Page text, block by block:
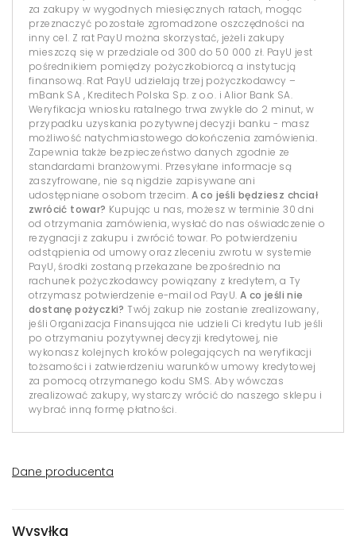
za zakupy w wygodnych miesięcznych ratach, mogąc
przeznaczyć pozostałe zgromadzone oszczędności na
inny cel. Z rat PayU można skorzystać, jeżeli zakupy
mieszczą się w przedziale od 300 do 50 000 zł. PayU jest
pośrednikiem pomiędzy pożyczkobiorcą a instytucją
finansową. Rat PayU udzielają trzej pożyczkodawcy –
mBank SA , Kreditech Polska Sp. z o.o. i Alior Bank SA.
Weryfikacja wniosku ratalnego trwa zwykle do 2 minut, w
przypadku uzyskania pozytywnej decyzji banku - masz
możliwość natychmiastowego dokończenia zamówienia.
Zapewnia także bezpieczeństwo danych zgodnie ze
standardami branżowymi. Przesyłane informacje są
zaszyfrowane, nie są nigdzie zapisywane ani
udostępniane osobom trzecim. A co jeśli będziesz chciał
zwrócić towar? Kupując u nas, możesz w terminie 30 dni
od otrzymania zamówienia, wysłać do nas oświadczenie o
rezygnacji z zakupu i zwrócić towar. Po potwierdzeniu
odstąpienia od umowy oraz zleceniu zwrotu w systemie
PayU, środki zostaną przekazane bezpośrednio na
rachunek pożyczkodawcy powiązany z kredytem, a Ty
otrzymasz potwierdzenie e-mail od PayU. A co jeśli nie
dostanę pożyczki? Twój zakup nie zostanie zrealizowany,
jeśli Organizacja Finansująca nie udzieli Ci kredytu lub jeśli
po otrzymaniu pozytywnej decyzji kredytowej, nie
wykonasz kolejnych kroków polegających na weryfikacji
tożsamości i zatwierdzeniu warunków umowy kredytowej
za pomocą otrzymanego kodu SMS. Aby wówczas
zrealizować zakupy, wystarczy wrócić do naszego sklepu i
wybrać inną formę płatności.
Dane producenta
Wysyłka